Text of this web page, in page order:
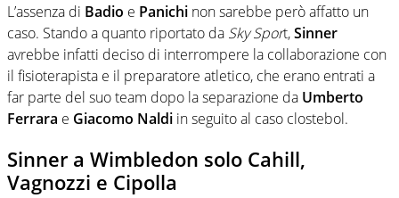
L’assenza di Badio e Panichi non sarebbe però affatto un
caso. Stando a quanto riportato da Sky Sport,Sinner
avrebbe infatti deciso di interrompere la collaborazione con
il fisioterapista e il preparatore atletico, che erano entrati a
far parte del suo team dopo la separazione da Umberto
Ferrara e Giacomo Naldi in seguito al caso clostebol.
Sinner a Wimbledon solo Cahill,
Vagnozzi e Cipolla